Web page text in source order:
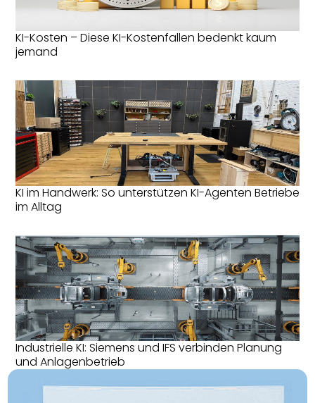
KI-Kosten – Diese KI-Kostenfallen bedenkt kaum
jemand
KI im Handwerk: So unterstützen KI-Agenten Betriebe
im Alltag
Industrielle KI: Siemens und IFS verbinden Planung
und Anlagenbetrieb